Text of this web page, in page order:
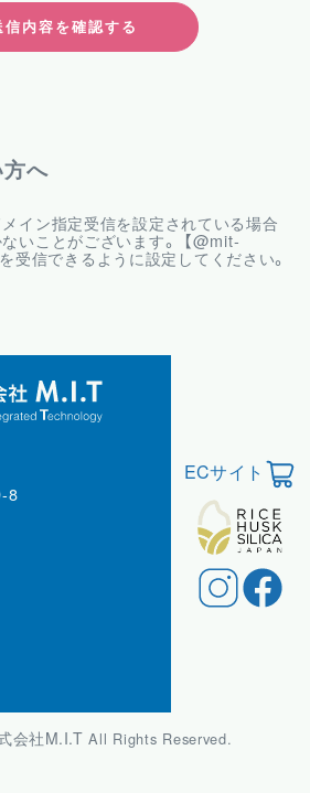
へ
イン指定受信を設定されている場合
いことがございます。 【@mit-
受信できるように設定してください。
8
ECサイト
会社M.I.TAll Rights Reserved.